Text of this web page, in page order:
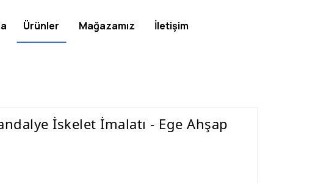
İskelet İmalatı - Ege Ahşap
Ürünler Mağazamız İletişim